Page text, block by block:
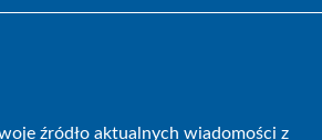
źródło aktualnych wiadomości z